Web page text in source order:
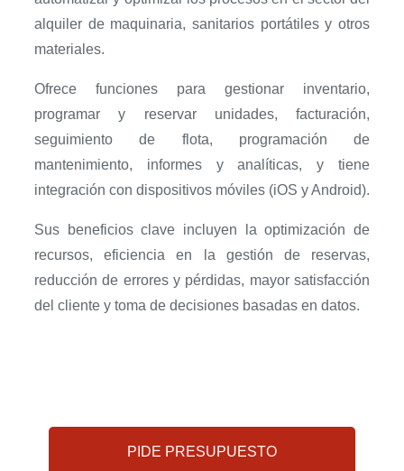
alquiler de maquinaria, sanitarios portátiles y otros
materiales.
Ofrece funciones para gestionar inventario,
programar y reservar unidades, facturación,
seguimiento de flota, programación de
mantenimiento, informes y analíticas, y tiene
integración con dispositivos móviles (iOS y Android).
Sus beneficios clave incluyen la optimización de
recursos, eficiencia en la gestión de reservas,
reducción de errores y pérdidas, mayor satisfacción
del cliente y toma de decisiones basadas en datos.
PIDE PRESUPUESTO